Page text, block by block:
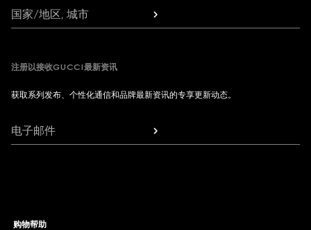
国家/地区, 城市
注册以接收GUCCI最新资讯
获取系列发布、个性化通信和品牌最新资讯的专享更新动态。
电子邮件
购物帮助